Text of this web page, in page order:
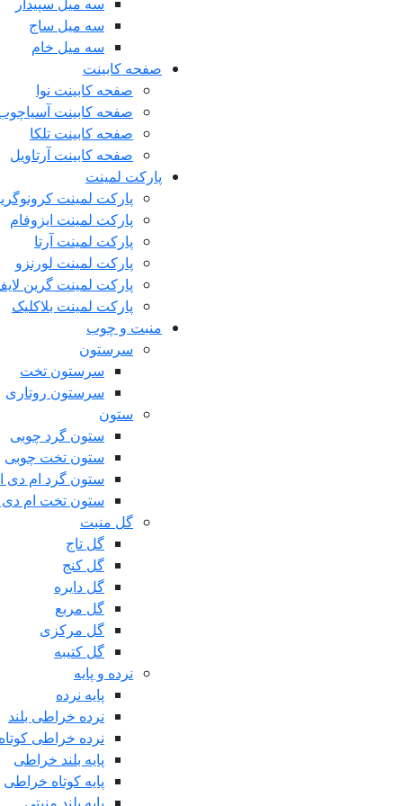
سه میل ساج
سه میل خام
صفحه کابینت
صفحه کابینت نوا
صفحه کابینت آسیاچوب
صفحه کابینت تلکا
صفحه کابینت آرتاویل
پارکت لمینت
پارکت لمینت
پارکت لمینت ایزوفام
پارکت لمینت آرتا
پارکت لمینت لورنزو
پارکت لمینت گرین
پارکت لمینت بلاکلیک
منبت و چوب
سرستون
سرستون تخت
سرستون روتاری
ستون
ستون گرد چوبی
ستون تخت چوبی
ستون گرد ام دی
ستون تخت ام
گل منبت
گل تاج
گل کنج
گل دایره
گل مربع
گل مرکزی
گل کتیبه
نرده و پایه
پایه نرده
نرده خراطی بلند
نرده خراطی کوتاه
پایه بلند خراطی
پایه کوتاه خراطی